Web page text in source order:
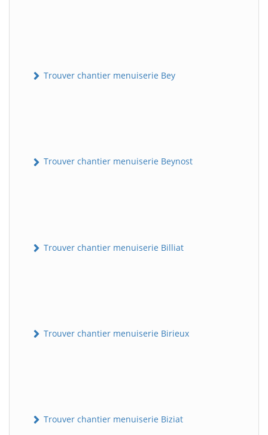
Trouver chantier menuiserie Bey
Trouver chantier menuiserie Beynost
Trouver chantier menuiserie Billiat
Trouver chantier menuiserie Birieux
Trouver chantier menuiserie Biziat